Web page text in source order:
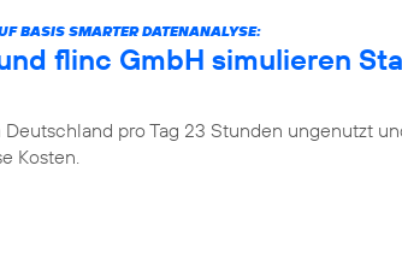
BASIS SMARTER DATENANALYSE:
flinc GmbH simulieren
pro Tag 23 Stunden ungenutzt
Kosten.